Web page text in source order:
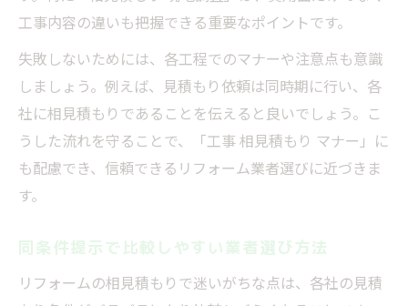
工事内容の違いも把握できる重要なポイントです。
失敗しないためには、各工程でのマナーや注意点も意識
しましょう。例えば、見積もり依頼は同時期に行い、各
社に相見積もりであることを伝えると良いでしょう。こ
うした流れを守ることで、「工事 相見積もり マナー」に
も配慮でき、信頼できるリフォーム業者選びに近づきま
す。
同条件提示で比較しやすい業者選び方法
リフォームの相見積もりで迷いがちな点は、各社の見積